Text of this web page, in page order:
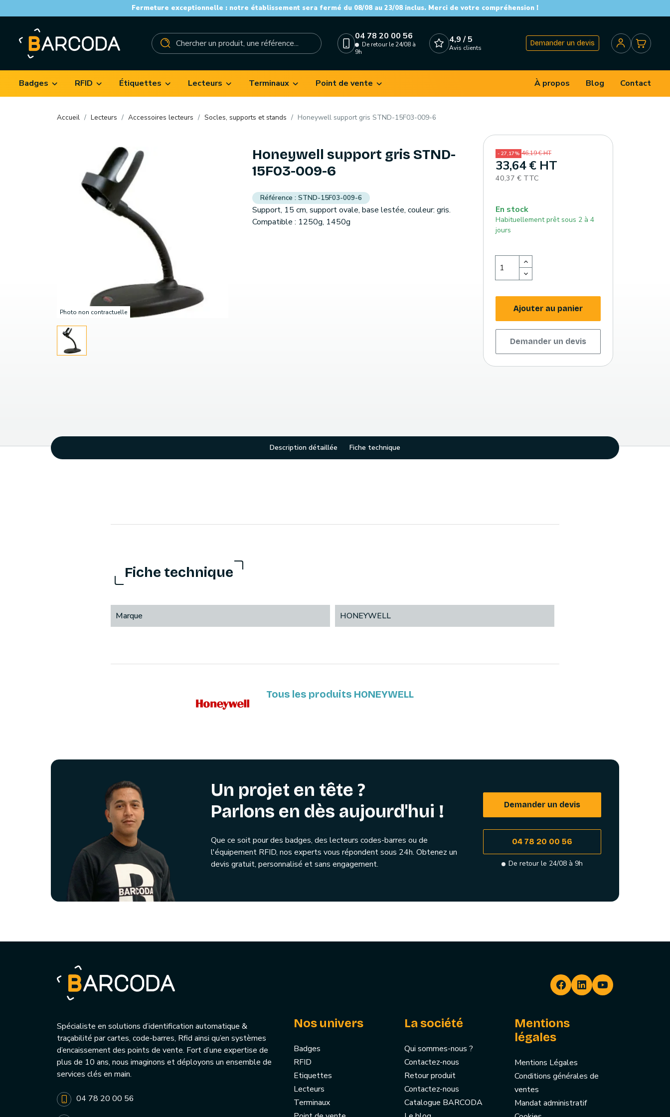
Fermeture exceptionnelle : notre établissement sera fermé du 08/08 au 23/08 inclus. Merci de votre compréhension !
04 78 20 00 56
De retour le 24/08 à
9h
4,9 / 5
Avis clients
Demander un devis
Badges RFID Étiquettes Lecteurs Terminaux Point de vente À propos Blog Contact
Accueil Lecteurs Accessoires lecteurs Socles, supports et stands Honeywell support gris STND-15F03-009-6
Photo non contractuelle
Honeywell support gris STND-
15F03-009-6
STND-15F03-009-6
Support, 15 cm, support ovale, base lestée, couleur: gris.
Compatible : 1250g, 1450g
- 27,17% 46,19 € HT
33,64 € HT
40,37 € TTC
En stock
Habituellement prêt sous 2 à 4
jours
Ajouter au panier
Demander un devis
Description détaillée Fiche technique
Fiche technique
Marque HONEYWELL
Tous les produits HONEYWELL
Un projet en tête ?
Parlons en dès aujourd'hui !
Que ce soit pour des badges, des lecteurs codes-barres ou de
l'équipement RFID, nos experts vous répondent sous 24h. Obtenez un
devis gratuit, personnalisé et sans engagement.
Demander un devis
04 78 20 00 56
De retour le 24/08 à 9h
Spécialiste en solutions d’identification automatique &
traçabilité par cartes, code-barres, Rfid ainsi qu’en systèmes
d’encaissement des points de vente. Fort d’une expertise de
plus de 10 ans, nous imaginons et déployons un ensemble de
services clés en main.
04 78 20 00 56
Nos univers
Badges
RFID
Etiquettes
Lecteurs
Terminaux
La société
Qui sommes-nous ?
Contactez-nous
Retour produit
Contactez-nous
Catalogue BARCODA
Mentions
légales
Mentions Légales
Conditions générales de
ventes
Mandat administratif